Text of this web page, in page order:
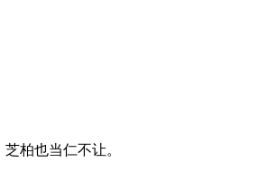
柏也当仁不让。